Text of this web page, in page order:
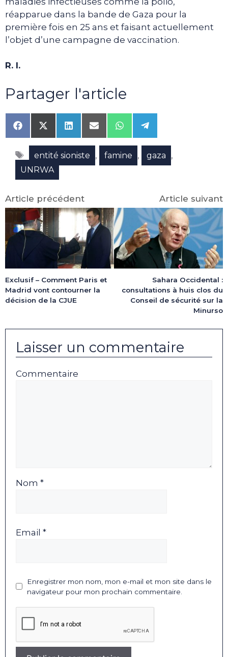
réapparue dans la bande de Gaza pour la
première fois en 25 ans et faisant actuellement
l’objet d’une campagne de vaccination.
R. I.
Partager l'article
Share
on
Facebook
Share
on
X
(Twitter)
Share
on
LinkedIn
Share
on
Email
Share
on
WhatsApp
Share
on
Telegram
Étiquettes
entité sioniste , famine , gaza ,
UNRWA
Article précédent
Exclusif – Comment Paris et
Madrid vont contourner la
décision de la CJUE
Article suivant
Sahara Occidental :
consultations à huis clos du
Conseil de sécurité sur la
Minurso
Laisser un commentaire
Commentaire
Nom *
Email *
Enregistrer mon nom, mon e-mail et mon site dans le
navigateur pour mon prochain commentaire.